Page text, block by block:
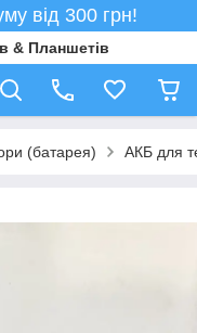
від 300 грн!
& Планшетів
(батарея) АКБ для